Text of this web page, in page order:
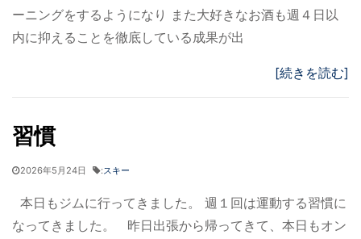
ーニングをするようになり また大好きなお酒も週４日以
内に抑えることを徹底している成果が出
[続きを読む]
習慣
2026年5月24日 :スキー
本日もジムに行ってきました。 週１回は運動する習慣に
なってきました。 昨日出張から帰ってきて、本日もオン